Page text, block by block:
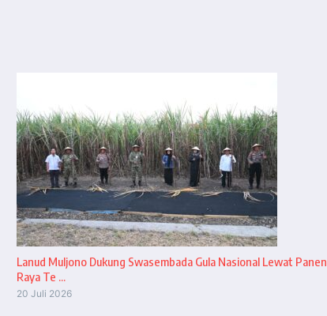
Lanud Muljono Dukung Swasembada Gula Nasional Lewat Panen
Raya Te ...
20 Juli 2026